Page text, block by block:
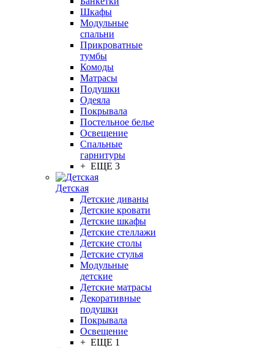
Шкафы
Модульные
спальни
Прикроватные
тумбы
Комоды
Матрасы
Подушки
Одеяла
Покрывала
Постельное белье
Освещение
Спальные
гарнитуры
+ ЕЩЕ 3
Детская
Детские диваны
Детские кровати
Детские шкафы
Детские стеллажи
Детские столы
Детские стулья
Модульные
детские
Детские матрасы
Декоративные
подушки
Покрывала
Освещение
+ ЕЩЕ 1